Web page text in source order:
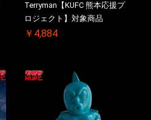
Terryman【KUFC 熊本応援プ
ロジェクト】対象商品
￥4,884